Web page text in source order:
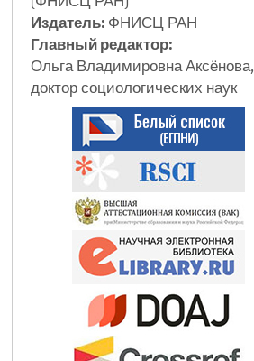
Издатель: ФНИСЦ РАН
Главный редактор:
Ольга Владимировна Аксёнова,
доктор социологических наук